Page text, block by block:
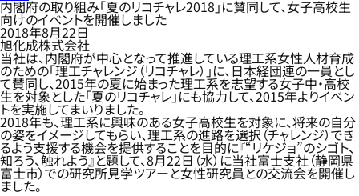
内閣府の取り組み「夏のリコチャレ2018」に賛同して、女子高校生
向けのイベントを開催しました
2018年8月22日
旭化成株式会社
当社は、内閣府が中心となって推進している理工系女性人材育成
のための「理工チャレンジ（リコチャレ）」に、日本経団連の一員とし
て賛同し、2015年の夏に始まった理工系を志望する女子中・高校
生を対象とした「夏のリコチャレ」にも協力して、2015年よりイベン
トを実施してまいりました。
2018年も、理工系に興味のある女子高校生を対象に、将来の自分
の姿をイメージしてもらい、理工系の進路を選択（チャレンジ）でき
るよう支援する機会を提供することを目的に『“リケジョ”のシゴト、
知ろう、触れよう』と題して、8月22日（水）に当社富士支社（静岡県
富士市）での研究所見学ツアーと女性研究員との交流会を開催し
ました。